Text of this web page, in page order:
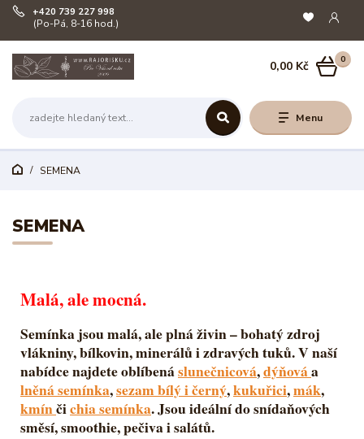
Menu
+420 739 227 998
(Po-Pá, 8-16 hod.)
0
0,00 Kč
SEMENA
SEMENA
Malá, ale mocná.
Semínka jsou malá, ale plná živin – bohatý zdroj
vlákniny, bílkovin, minerálů i zdravých tuků. V naší
nabídce najdete oblíbenáslunečnicová,dýňováa
lněná semínka,sezam bílý i černý,kukuřici,mák,
kmínčichia semínka. Jsou ideální do snídaňových
směsí, smoothie, pečiva i salátů.